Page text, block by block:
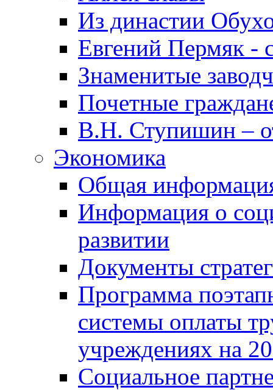
Из династии
Евгений Пермяк -
Знаменитые
Почетные
В.Н. Ступишин –
Экономика
Общая
Информация о
развитии
Документы
Программа
системы оплаты
учреждениях на
Социальное